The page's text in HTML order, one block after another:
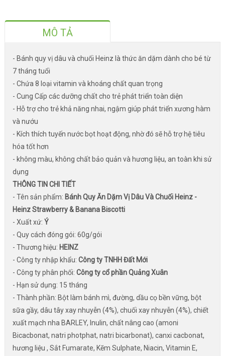
MÔ TẢ
- Bánh quy vị dâu và chuối Heinz là thức ăn dặm dành cho bé từ
7 tháng tuổi
- Chứa 8 loại vitamin và khoáng chất quan trọng
- Cung Cấp các dưỡng chất cho trẻ phát triển toàn diện
- Hỗ trợ cho trẻ khả năng nhai, ngậm giúp phát triển xương hàm
và nướu
- Kích thích tuyến nước bọt hoạt động, nhờ đó sẽ hỗ trợ hệ tiêu
hóa tốt hơn
- không màu, không chất bảo quản và hương liệu, an toàn khi sử
dụng
THÔNG TIN CHI TIẾT
- Tên sản phẩm: Bánh Quy Ăn Dặm Vị Dâu Và Chuối Heinz -
Heinz Strawberry & Banana Biscotti
- Xuất xứ: Ý
- Quy cách đóng gói: 60g/gói
- Thương hiệu: HEINZ
- Công ty nhập khẩu: Công ty TNHH Đất Mới
- Công ty phân phối: Công ty cổ phần Quảng Xuân
- Hạn sử dụng: 15 tháng
- Thành phần: Bột làm bánh mì, đường, dầu cọ bền vững, bột
sữa gầy, dâu tây xay nhuyễn (4%), chuối xay nhuyễn (4%), chiết
xuất mạch nha BARLEY, Inulin, chất nâng cao (amoni
Bicacbonat, natri photphat, natri bicarbonat), canxi cacbonat,
hương liệu , Sắt Fumarate, Kẽm Sulphate, Niacin, Vitamin E,